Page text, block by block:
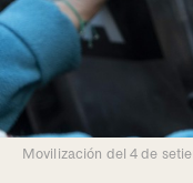
Movilización del 4 de